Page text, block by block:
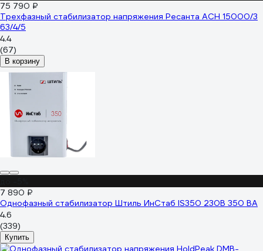
75 790 ₽
Трехфазный стабилизатор напряжения Ресанта АСН 15000/3
63/4/5
4.4
(67)
В корзину
7 890 ₽
Однофазный стабилизатор Штиль ИнСтаб IS350 230В 350 ВА
4.6
(339)
Купить